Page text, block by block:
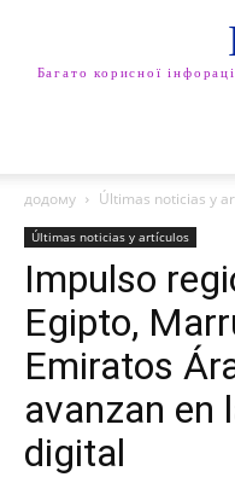
Багато корисної
додому Últimas noticias y
Últimas noticias y artículos
Impulso
Egipto,
Emiratos
avanzan en
digital